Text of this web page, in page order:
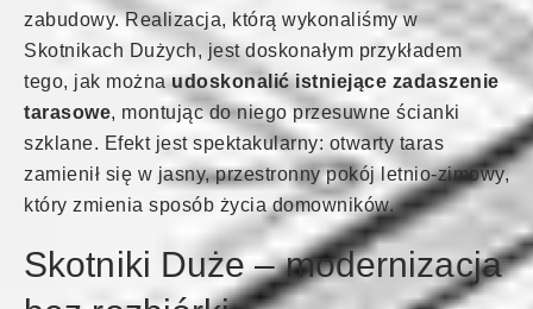
zabudowy. Realizacja, którą wykonaliśmy w
Skotnikach Dużych, jest doskonałym przykładem
tego, jak możnaudoskonalić istniejące zadaszenie
tarasowe, montując do niego przesuwne ścianki
szklane. Efekt jest spektakularny: otwarty taras
zamienił się w jasny, przestronny pokój letnio-zimowy,
który zmienia sposób życia domowników.
Skotniki Duże – modernizacja